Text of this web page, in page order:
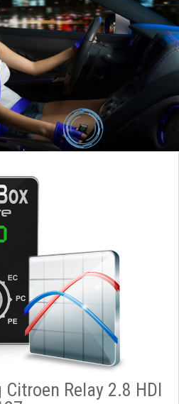
Relay 2.8 HDI